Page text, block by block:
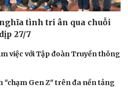
tình tri ân qua chuỗi
27/7
việc với Tập đoàn Truyền thông
"chạm Gen Z" trên đa nền tảng